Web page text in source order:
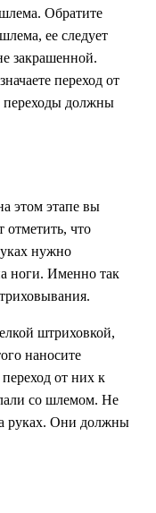
Обратите
ее следует
закрашенной.
переход от
переходы должны
этом этапе вы
отметить, что
нужно
ноги. Именно так
штриховкой,
наносите
от них к
со шлемом. Не
руках. Они должны